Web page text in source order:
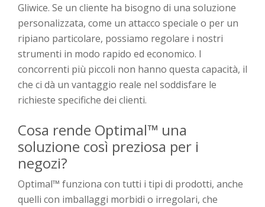
Gliwice. Se un cliente ha bisogno di una soluzione
personalizzata, come un attacco speciale o per un
ripiano particolare, possiamo regolare i nostri
strumenti in modo rapido ed economico. I
concorrenti più piccoli non hanno questa capacità, il
che ci dà un vantaggio reale nel soddisfare le
richieste specifiche dei clienti.
Cosa rende Optimal™ una
soluzione così preziosa per i
negozi?
Optimal™ funziona con tutti i tipi di prodotti, anche
quelli con imballaggi morbidi o irregolari, che